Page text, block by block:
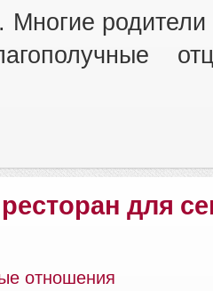
Многие
для
отношения